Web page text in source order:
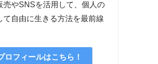
売やSNSを活用して、個人の
て自由に生きる方法を最前線
ロフィールはこちら！